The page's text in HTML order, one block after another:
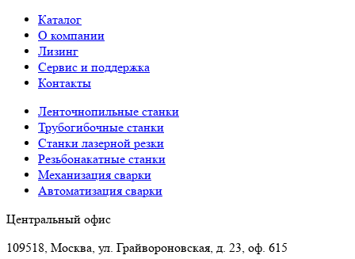
Каталог
О компании
Лизинг
Сервис и поддержка
Контакты
Ленточнопильные станки
Трубогибочные станки
Станки лазерной резки
Резьбонакатные станки
Механизация сварки
Автоматизация сварки
Центральный офис
109518, Москва, ул. Грайвороновская, д. 23, оф. 615